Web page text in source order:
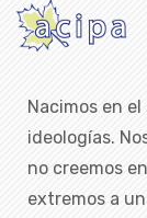
Nacimos en
ideologías.
no creemos
extremos a